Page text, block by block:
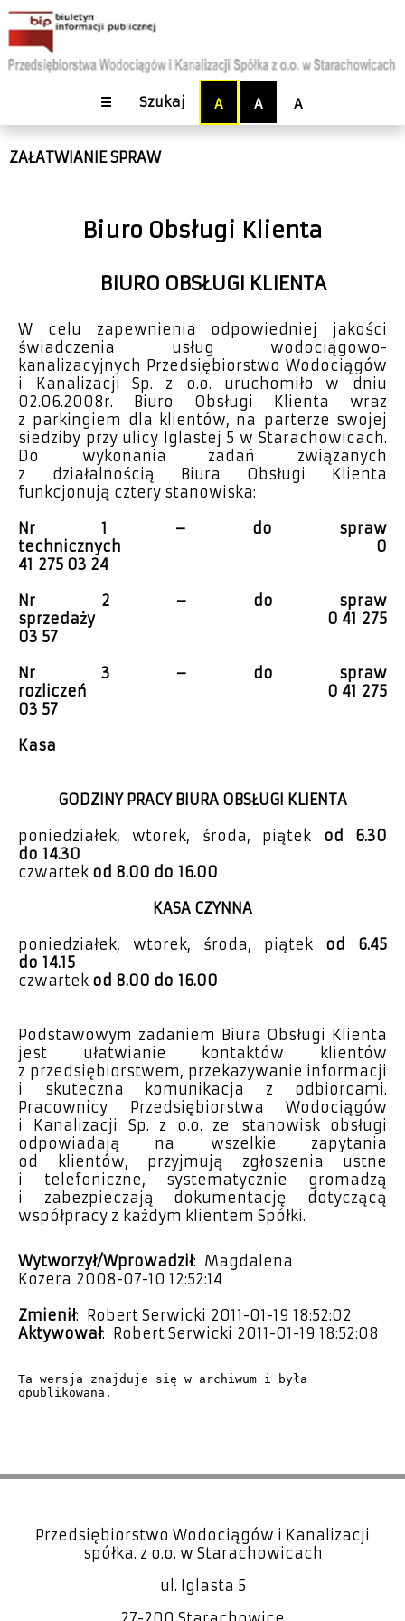
☰ Szukaj A A A
ZAŁATWIANIE SPRAW
Biuro Obsługi Klienta
BIURO OBSŁUGI KLIENTA
W celu zapewnienia odpowiedniej jakości
świadczenia usług wodociągowo-
kanalizacyjnych Przedsiębiorstwo Wodociągów
i Kanalizacji Sp. z o.o. uruchomiło w dniu
02.06.2008r. Biuro Obsługi Klienta wraz
z parkingiem dla klientów, na parterze swojej
siedziby przy ulicy Iglastej 5 w Starachowicach.
Do wykonania zadań związanych
z działalnością Biura Obsługi Klienta
funkcjonują cztery stanowiska:
Nr 1 – do spraw
technicznych
0
41 275 03 24
Nr 2 – do spraw
sprzedaży
0 41 275
03 57
Nr 3 – do spraw
rozliczeń
0 41 275
03 57
Kasa
GODZINY PRACY BIURA OBSŁUGI KLIENTA
poniedziałek, wtorek, środa, piątek od 6.30
do 14.30
czwartek od 8.00 do 16.00
KASA CZYNNA
poniedziałek, wtorek, środa, piątek od 6.45
do 14.15
czwartek od 8.00 do 16.00
Podstawowym zadaniem Biura Obsługi Klienta
jest ułatwianie kontaktów klientów
z przedsiębiorstwem, przekazywanie informacji
i skuteczna komunikacja z odbiorcami.
Pracownicy Przedsiębiorstwa Wodociągów
i Kanalizacji Sp. z o.o. ze stanowisk obsługi
odpowiadają na wszelkie zapytania
od klientów, przyjmują zgłoszenia ustne
i telefoniczne, systematycznie gromadzą
i zabezpieczają dokumentację dotyczącą
współpracy z każdym klientem Spółki.
Wytworzył/Wprowadził: Magdalena
Kozera 2008-07-10 12:52:14
Zmienił: Robert Serwicki 2011-01-19 18:52:02
Aktywował: Robert Serwicki 2011-01-19 18:52:08
Ta wersja znajduje się w archiwum i była
opublikowana.
Przedsiębiorstwo Wodociągów i Kanalizacji
spółka. z o.o. w Starachowicach
ul. Iglasta 5